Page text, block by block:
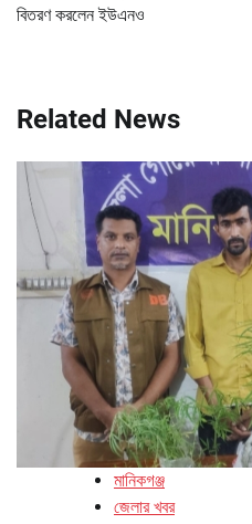
বিতরণ করলেন ইউএনও
Related News
মানিকগঞ্জ
জেলার খবর